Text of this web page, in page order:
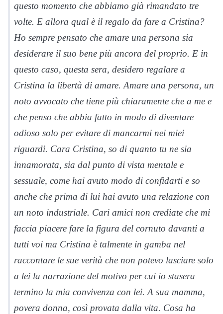
questo momento che abbiamo già rimandato tre
volte. E allora qual è il regalo da fare a Cristina?
Ho sempre pensato che amare una persona sia
desiderare il suo bene più ancora del proprio. E in
questo caso, questa sera, desidero regalare a
Cristina la libertà di amare. Amare una persona, un
noto avvocato che tiene più chiaramente che a me e
che penso che abbia fatto in modo di diventare
odioso solo per evitare di mancarmi nei miei
riguardi. Cara Cristina, so di quanto tu ne sia
innamorata, sia dal punto di vista mentale e
sessuale, come hai avuto modo di confidarti e so
anche che prima di lui hai avuto una relazione con
un noto industriale. Cari amici non crediate che mi
faccia piacere fare la figura del cornuto davanti a
tutti voi ma Cristina è talmente in gamba nel
raccontare le sue verità che non potevo lasciare solo
a lei la narrazione del motivo per cui io stasera
termino la mia convivenza con lei. A sua mamma,
povera donna, così provata dalla vita. Cosa ha